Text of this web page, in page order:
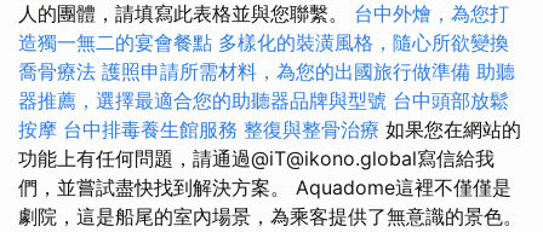
人的團體，請填寫此表格並與您聯繫。 台中外燴，為您打
造獨一無二的宴會餐點 多樣化的裝潢風格，隨心所欲變換
喬骨療法 護照申請所需材料，為您的出國旅行做準備 助聽
器推薦，選擇最適合您的助聽器品牌與型號 台中頭部放鬆
按摩 台中排毒養生館服務 整復與整骨治療 如果您在網站的
功能上有任何問題，請通過@iT@ikono.global寫信給我
們，並嘗試盡快找到解決方案。 Aquadome這裡不僅僅是
劇院，這是船尾的室內場景，為乘客提供了無意識的景色。